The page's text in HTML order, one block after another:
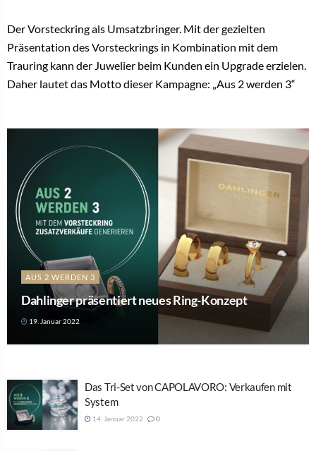
Der Vorsteckring als Umsatzbringer. Mit der gezielten
Präsentation des Vorsteckrings in Kombination mit dem
Trauring kann der Juwelier beim Kunden ein Upgrade erzielen.
Daher lautet das Motto dieser Kampagne: „Aus 2 werden 3“
AUS 2 WERDEN 3
Dahlinger präsentiert neues Ring-Konzept
19. Januar 2022
Das Tri-Set von CAPOLAVORO: Verkaufen mit
System
14. Januar 2022 0